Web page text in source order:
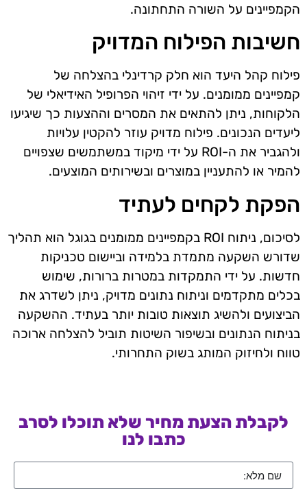
הקמפיינים על השורה התחתונה.
חשיבות הפילוח המדויק
פילוח קהל היעד הוא חלק קרדינלי בהצלחה של
קמפיינים ממומנים. על ידי זיהוי הפרופיל האידיאלי של
הלקוחות, ניתן להתאים את המסרים וההצעות כך שיגיעו
ליעדים הנכונים. פילוח מדויק עוזר להקטין עלויות
ולהגביר את ה-ROI על ידי מיקוד במשתמשים שצפויים
להמיר או להתעניין במוצרים ובשירותים המוצעים.
הפקת לקחים לעתיד
לסיכום, ניתוח ROI בקמפיינים ממומנים בגוגל הוא תהליך
שדורש השקעה מתמדת בלמידה וביישום טכניקות
חדשות. על ידי התמקדות במטרות ברורות, שימוש
בכלים מתקדמים וניתוח נתונים מדויק, ניתן לשדרג את
הביצועים ולהשיג תוצאות טובות יותר בעתיד. ההשקעה
בניתוח הנתונים ובשיפור השיטות תוביל להצלחה ארוכה
טווח ולחיזוק המותג בשוק התחרותי.
לקבלת הצעת מחיר שלא תוכלו לסרב
כתבו לנו